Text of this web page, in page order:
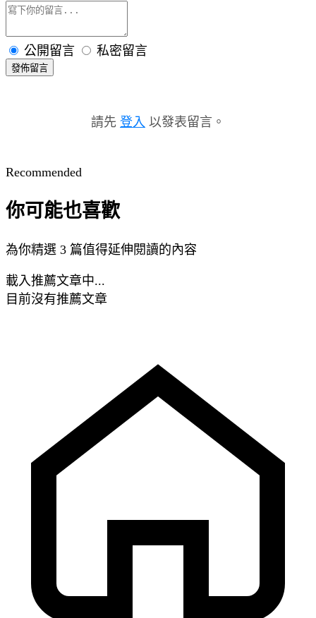
公開留言 私密留言
發佈留言
請先 登入 以發表留言。
Recommended
你可能也喜歡
為你精選 3 篇值得延伸閱讀的內容
載入推薦文章中...
目前沒有推薦文章